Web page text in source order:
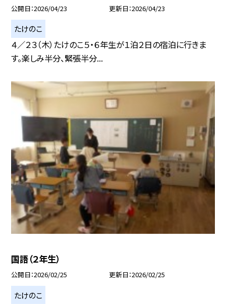
公開日 2026/04/23 更新日 2026/04/23
たけのこ
４／２３（木）たけのこ５・６年生が１泊２日の宿泊に行きま
す。楽しみ半分、緊張半分...
国語（２年生）
公開日 2026/02/25 更新日 2026/02/25
たけのこ